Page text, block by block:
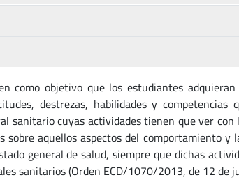
como objetivo que los estudiantes
destrezas, habilidades y
sanitario cuyas actividades tienen que ver
sobre aquellos aspectos del comportamiento
general de salud, siempre que dichas
sanitarios (Orden ECD/1070/2013, de 12 de